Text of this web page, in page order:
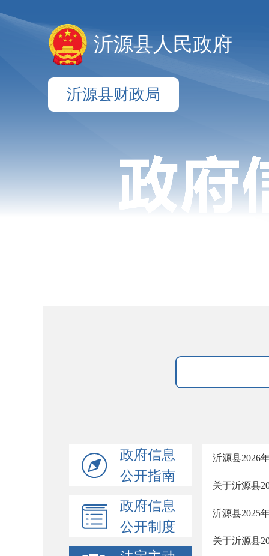
沂源县人民政府
沂源县财政局
政府信息
公开指南
政府信息
公开制度
沂源县2026
关于沂源县
沂源县2025
关于沂源县